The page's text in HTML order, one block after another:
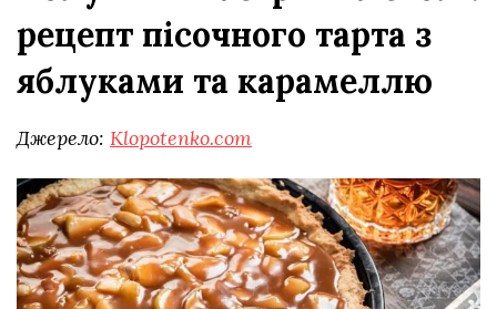
рецепт пісочного тарта з
яблуками та карамеллю
Джерело: Klopotenko.com